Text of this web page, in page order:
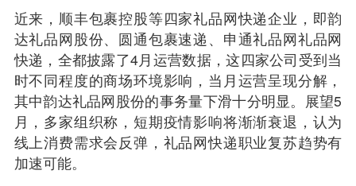
近来，顺丰包裹控股等四家礼品网快递企业，即韵
达礼品网股份、圆通包裹速递、申通礼品网礼品网
快递，全都披露了4月运营数据，这四家公司受到当
时不同程度的商场环境影响，当月运营呈现分解，
其中韵达礼品网股份的事务量下滑十分明显。展望5
月，多家组织称，短期疫情影响将渐渐衰退，认为
线上消费需求会反弹，礼品网快递职业复苏趋势有
加速可能。